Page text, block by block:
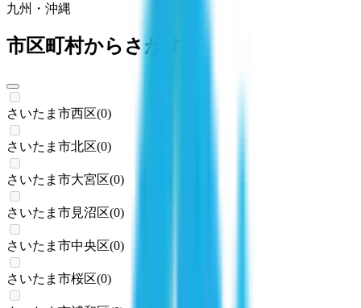
九州・沖縄
市区町村からさがす
さいたま市西区(0)
さいたま市北区(0)
さいたま市大宮区(0)
さいたま市見沼区(0)
さいたま市中央区(0)
さいたま市桜区(0)